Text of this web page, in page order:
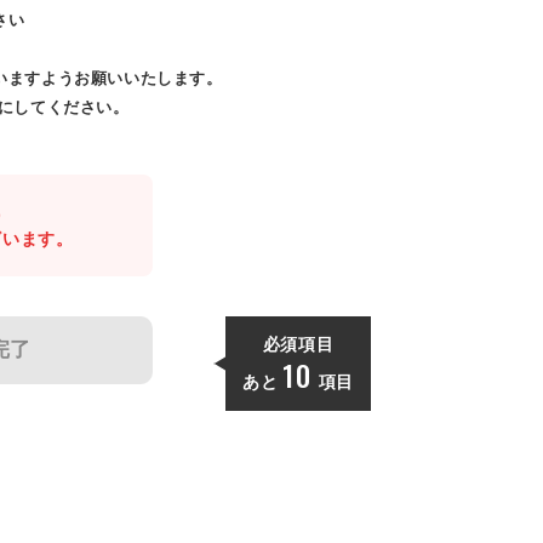
い
すようお願いいたします。
してください。
ます。
了 必須項目
あと 10 項目